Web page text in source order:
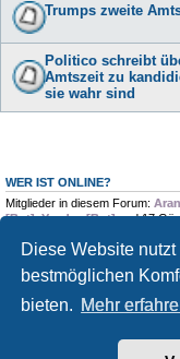
Diese Website
bestmöglichen
bieten.
Mehr
Trumps zweite
Politico schreibt
Amtszeit zu
sie wahr sind
WER IST ONLINE?
Mitglieder in diesem Forum:
[Bot],Yandex [Bot]und 17
Foren-Übersicht
Copyright © 2009 -2026